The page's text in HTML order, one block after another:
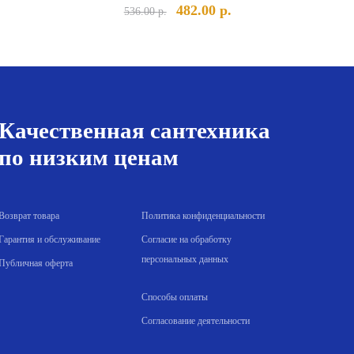
536.00р.
Первоначальная
536.00 р..
482.00 р.
сантехника
низким ценам
товара
и обслуживание
оферта
Политика конфиденциальности
Согласие на обработку
персональных данных
Способы оплаты
Согласование деятельности